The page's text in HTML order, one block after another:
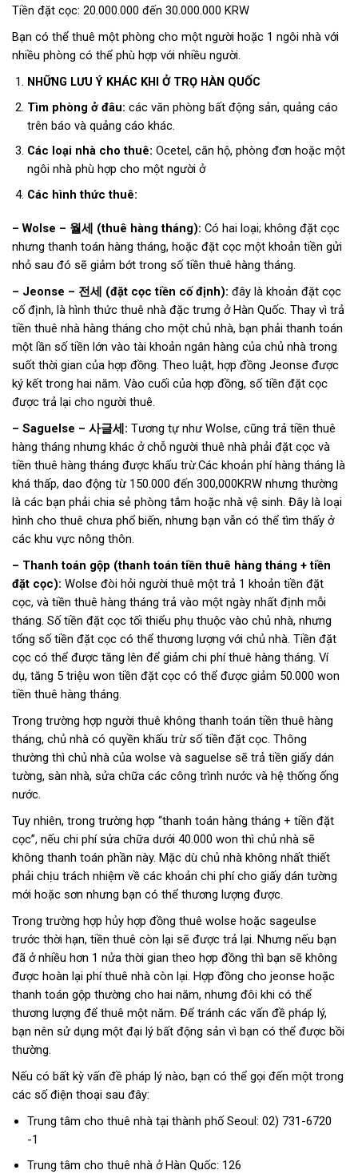
Tiền đặt cọc: 20.000.000 đến 30.000.000 KRW
Bạn có thể thuê một phòng cho một người hoặc 1 ngôi nhà với
nhiều phòng có thể phù hợp với nhiều người.
NHỮNG LƯU Ý KHÁC KHI Ở TRỌ HÀN QUỐC
Tìm phòng ở đâu: các văn phòng bất động sản, quảng cáo
trên báo và quảng cáo khác.
Các loại nhà cho thuê: Ocetel, căn hộ, phòng đơn hoặc một
ngôi nhà phù hợp cho một người ở
Các hình thức thuê:
– Wolse – 월세 (thuê hàng tháng): Có hai loại; không đặt cọc
nhưng thanh toán hàng tháng, hoặc đặt cọc một khoản tiền gửi
nhỏ sau đó sẽ giảm bớt trong số tiền thuê hàng tháng.
– Jeonse – 전세 (đặt cọc tiền cố định): đây là khoản đặt cọc
cố định, là hình thức thuê nhà đặc trưng ở Hàn Quốc. Thay vì trả
tiền thuê nhà hàng tháng cho một chủ nhà, bạn phải thanh toán
một lần số tiền lớn vào tài khoản ngân hàng của chủ nhà trong
suốt thời gian của hợp đồng. Theo luật, hợp đồng Jeonse được
ký kết trong hai năm. Vào cuối của hợp đồng, số tiền đặt cọc
được trả lại cho người thuê.
– Saguelse – 사글세: Tương tự như Wolse, cũng trả tiền thuê
hàng tháng nhưng khác ở chỗ người thuê nhà phải đặt cọc và
tiền thuê hàng tháng được khấu trừ.Các khoản phí hàng tháng là
khá thấp, dao động từ 150.000 đến 300,000KRW nhưng thường
là các bạn phải chia sẻ phòng tắm hoặc nhà vệ sinh. Đây là loại
hình cho thuê chưa phổ biến, nhưng bạn vẫn có thể tìm thấy ở
các khu vực nông thôn.
– Thanh toán gộp (thanh toán tiền thuê hàng tháng + tiền
đặt cọc): Wolse đòi hỏi người thuê một trả 1 khoản tiền đặt
cọc, và tiền thuê hàng tháng trả vào một ngày nhất định mỗi
tháng. Số tiền đặt cọc tối thiểu phụ thuộc vào chủ nhà, nhưng
tổng số tiền đặt cọc có thể thương lượng với chủ nhà. Tiền đặt
cọc có thể được tăng lên để giảm chi phí thuê hàng tháng. Ví
dụ, tăng 5 triệu won tiền đặt cọc có thể được giảm 50.000 won
tiền thuê hàng tháng.
Trong trường hợp người thuê không thanh toán tiền thuê hàng
tháng, chủ nhà có quyền khấu trừ số tiền đặt cọc. Thông
thường thì chủ nhà của wolse và saguelse sẽ trả tiền giấy dán
tường, sàn nhà, sửa chữa các công trình nước và hệ thống ống
nước.
Tuy nhiên, trong trường hợp “thanh toán hàng tháng + tiền đặt
cọc”, nếu chi phí sửa chữa dưới 40.000 won thì chủ nhà sẽ
không thanh toán phần này. Mặc dù chủ nhà không nhất thiết
phải chịu trách nhiệm về các khoản chi phí cho giấy dán tường
mới hoặc sơn nhưng bạn có thể thương lượng được.
Trong trường hợp hủy hợp đồng thuê wolse hoặc sageulse
trước thời hạn, tiền thuê còn lại sẽ được trả lại. Nhưng nếu bạn
đã ở nhiều hơn 1 nửa thời gian theo hợp đồng thì bạn sẽ không
được hoàn lại phí thuê nhà còn lại. Hợp đồng cho jeonse hoặc
thanh toán gộp thường cho hai năm, nhưng đôi khi có thể
thương lượng để thuê một năm. Để tránh các vấn đề pháp lý,
bạn nên sử dụng một đại lý bất động sản vì bạn có thể được bồi
thường.
Nếu có bất kỳ vấn đề pháp lý nào, bạn có thể gọi đến một trong
các số điện thoại sau đây:
Trung tâm cho thuê nhà tại thành phố Seoul: 02) 731-6720
-1
Trung tâm cho thuê nhà ở Hàn Quốc: 126